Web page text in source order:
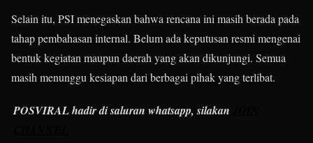
Selain itu, PSI menegaskan bahwa rencana ini masih berada pada
tahap pembahasan internal. Belum ada keputusan resmi mengenai
bentuk kegiatan maupun daerah yang akan dikunjungi. Semua
masih menunggu kesiapan dari berbagai pihak yang terlibat.
POSVIRAL hadir di saluran whatsapp, silakan